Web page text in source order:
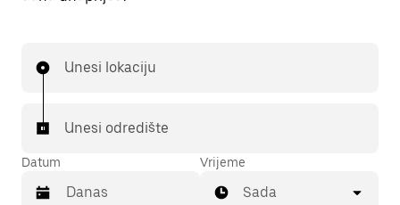
Unesi lokaciju
Unesi odredište
Datum Vrijeme
Sada